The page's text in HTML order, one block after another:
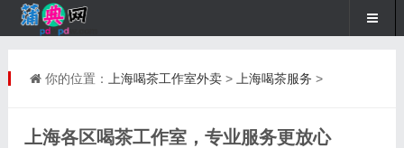
你的位置： 上海喝茶工作室外卖> 上海喝茶服务 >
上海各区喝茶工作室，专业服务更放心